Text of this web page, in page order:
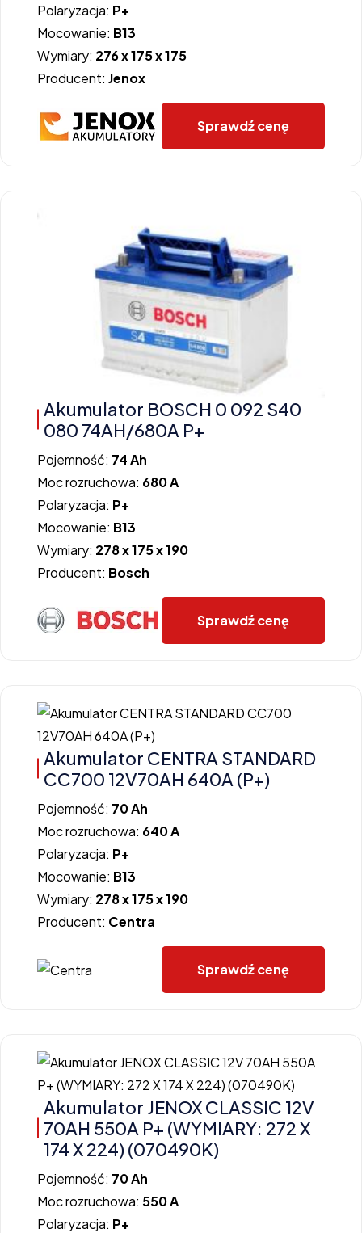
Polaryzacja: P+
Mocowanie: B13
Wymiary: 276 x 175 x 175
Producent: Jenox
Sprawdź cenę
Akumulator BOSCH 0 092 S40
080 74AH/680A P+
Pojemność: 74 Ah
Moc rozruchowa: 680 A
Polaryzacja: P+
Mocowanie: B13
Wymiary: 278 x 175 x 190
Producent: Bosch
Sprawdź cenę
Akumulator CENTRA STANDARD
CC700 12V70AH 640A (P+)
Pojemność: 70 Ah
Moc rozruchowa: 640 A
Polaryzacja: P+
Mocowanie: B13
Wymiary: 278 x 175 x 190
Producent: Centra
Sprawdź cenę
Akumulator JENOX CLASSIC 12V
70AH 550A P+ (WYMIARY: 272 X
174 X 224) (070490K)
Pojemność: 70 Ah
Moc rozruchowa: 550 A
Polaryzacja: P+